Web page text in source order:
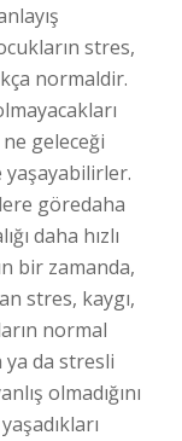
stres,
normaldir.
geleceği
göredaha
daha hızlı
bir zamanda,
stres, kaygı,
normal
da stresli
olmadığını